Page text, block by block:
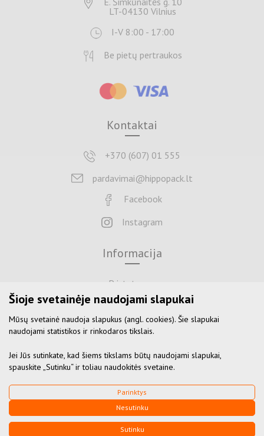
LT-04130 Vilnius
I-V 8:00 - 17:00
Be pietų pertraukos
Kontaktai
+370 (607) 01 555
pardavimai@hippopack.lt
Facebook
Instagram
Informacija
Pristatymas
Apmokėjimas
Grąžinimas
Privatumo politika
© 2026 Visos teisės saugomos
Duomenų apsauga
Sukurta:TEXUS
Šioje svetainėje naudojami slapukai
Mūsų svetainė naudoja slapukus (angl. cookies). Šie slapukai
naudojami statistikos ir rinkodaros tikslais.
Jei Jūs sutinkate, kad šiems tikslams būtų naudojami slapukai,
spauskite „Sutinku“ ir toliau naudokitės svetaine.
Parinktys
Nesutinku
Sutinku